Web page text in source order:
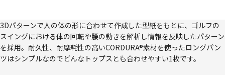
3Dパターンで人の体の形に合わせて作成した型紙をもとに、ゴルフの
スイングにおける体の回転や腰の動きを解析し情報を反映したパターン
を採用。耐久性、耐摩耗性の高いCORDURA®素材を使ったロングパン
ツはシンプルなのでどんなトップスとも合わせやすい1枚です。